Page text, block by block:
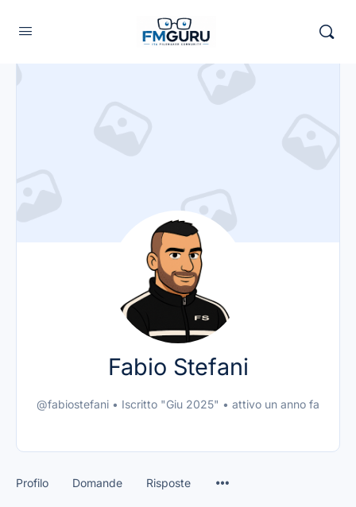
Fabio Stefani
@fabiostefani • Iscritto "Giu 2025" • attivo un anno fa
Profilo Domande Risposte